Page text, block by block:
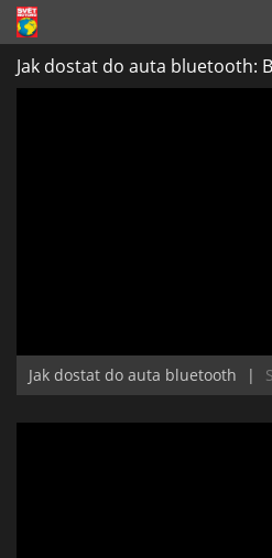
Jak dostat do auta bluetooth:
Jak dostat do auta bluetooth |